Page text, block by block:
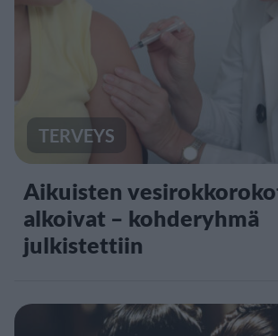
TERVEYS
Aikuisten
alkoivat – kohderyhmä
julkistettiin